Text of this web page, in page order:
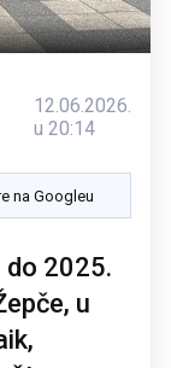
12.06.2026.
u 20:14
na Googleu
do 2025.
u